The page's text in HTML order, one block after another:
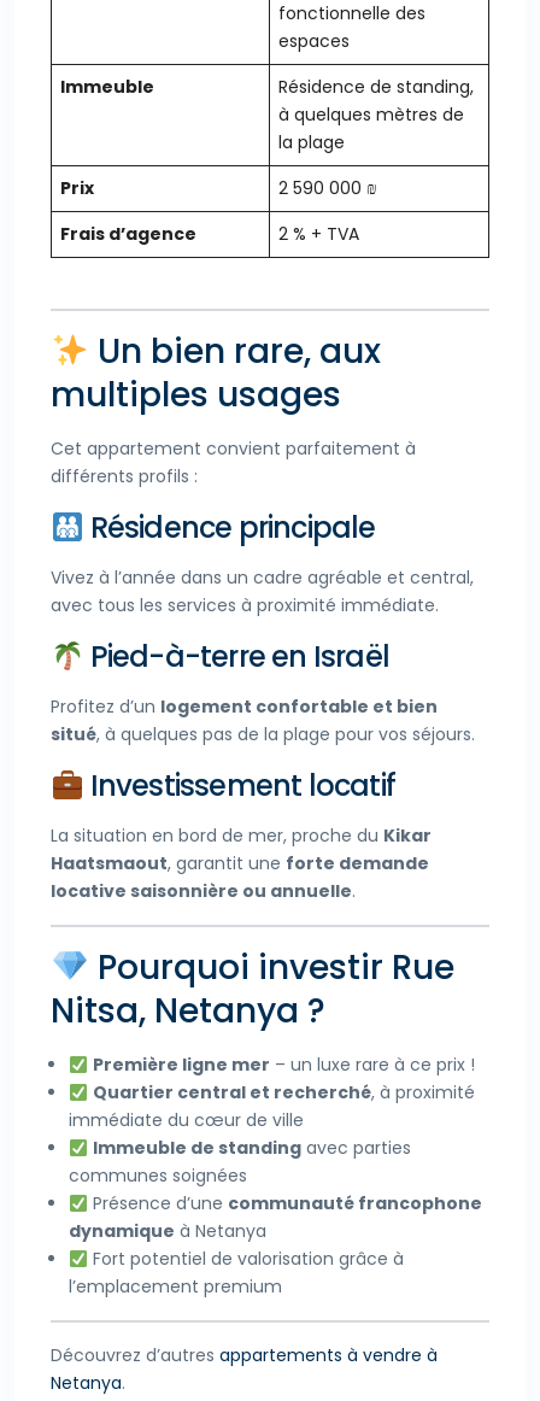
fonctionnelle des
espaces
Immeuble
Résidence de standing,
à quelques mètres de
la plage
Prix
2 590 000 ₪
Frais d’agence
2 % + TVA
Un bien rare, aux
multiples usages
Cet appartement convient parfaitement à
différents profils :
Résidence principale
Vivez à l’année dans un cadre agréable et central,
avec tous les services à proximité immédiate.
Pied-à-terre en Israël
Profitez d’un logement confortable et bien
situé, à quelques pas de la plage pour vos séjours.
Investissement locatif
La situation en bord de mer, proche du Kikar
Haatsmaout, garantit une forte demande
locative saisonnière ou annuelle.
Pourquoi investir Rue
Nitsa, Netanya ?
Première ligne mer – un luxe rare à ce prix !
Quartier central et recherché, à proximité
immédiate du cœur de ville
Immeuble de standingavec parties
communes soignées
Présence d’une communauté francophone
dynamique à Netanya
Fort potentiel de valorisation grâce à
l’emplacement premium
Découvrez d’autres appartements à vendre à
Netanya.